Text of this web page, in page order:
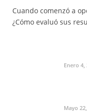
Cuando comenzó a
¿Cómo evaluó sus
Enero 4,
Mayo